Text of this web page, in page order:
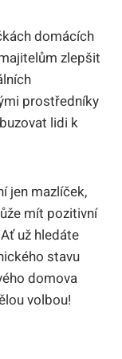
domácích
zlepšit
prostředníky
lidi k
jen mazlíček,
mít pozitivní
už hledáte
stavu
domova
volbou!